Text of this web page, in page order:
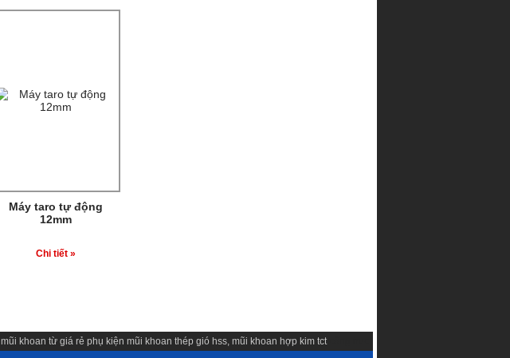
Máy taro tự động
12mm
Chi tiết »
mũi khoan từ giá rẻ phụ kiện mũi khoan thép gió hss, mũi khoan hợp kim tct